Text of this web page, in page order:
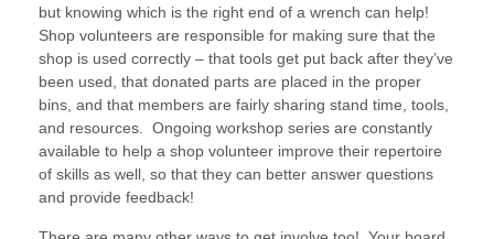
but knowing which is the right end of a wrench can help!
Shop volunteers are responsible for making sure that the
shop is used correctly – that tools get put back after they’ve
been used, that donated parts are placed in the proper
bins, and that members are fairly sharing stand time, tools,
and resources. Ongoing workshop series are constantly
available to help a shop volunteer improve their repertoire
of skills as well, so that they can better answer questions
and provide feedback!